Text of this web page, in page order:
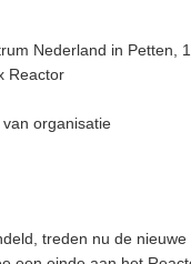
Nederland in Petten,
Reactor
organisatie
treden nu de nieuwe